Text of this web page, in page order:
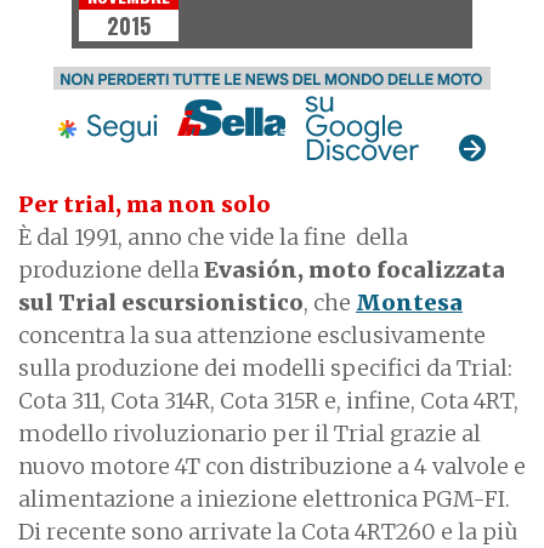
Per trial, ma non solo
È dal 1991, anno che vide la fine della
produzione dellaEvasión, moto focalizzata
sul Trial escursionistico, che Montesa
concentra la sua attenzione esclusivamente
sulla produzione dei modelli specifici da Trial:
Cota 311, Cota 314R, Cota 315R e, infine, Cota 4RT,
modello rivoluzionario per il Trial grazie al
nuovo motore 4T con distribuzione a 4 valvole e
alimentazione a iniezione elettronica PGM-FI.
Di recente sono arrivate la Cota 4RT260 e la più
2015